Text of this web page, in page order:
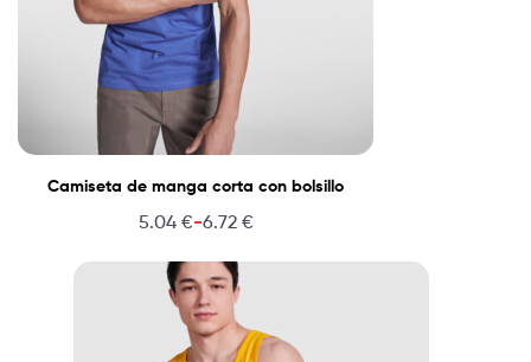
Camiseta de manga corta con bolsillo
5.04 €-6.72 €